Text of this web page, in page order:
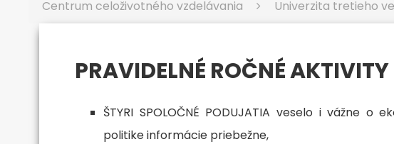
Centrum celoživotného vzdelávania Univerzita tretieho
PRAVIDELNÉ ROČNÉ AKTIVITY
ŠTYRI SPOLOČNÉ PODUJATIA veselo i vážne
politike informácie priebežne,